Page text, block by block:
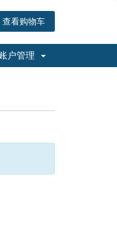
查看购物车
户管理